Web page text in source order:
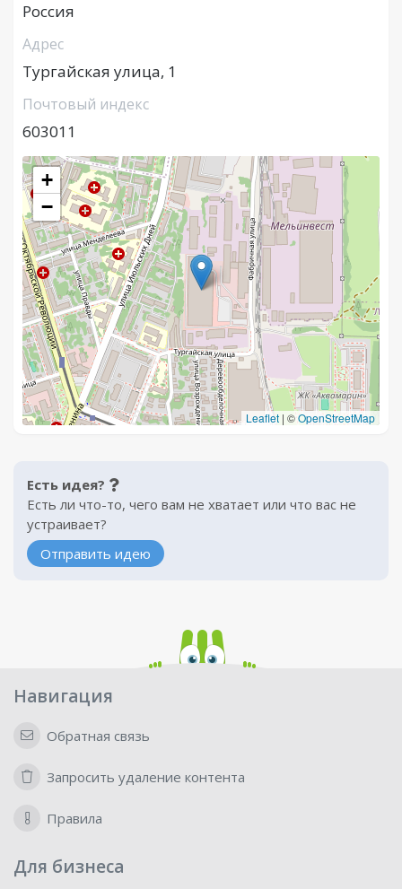
Россия
Адрес
Тургайская улица, 1
Почтовый индекс
603011
+
−
Leaflet | ©OpenStreetMap
Есть идея?
Есть ли что-то, чего вам не хватает или что вас не
устраивает?
Отправить идею
Навигация
Обратная связь
Запросить удаление контента
Правила
Для бизнеса